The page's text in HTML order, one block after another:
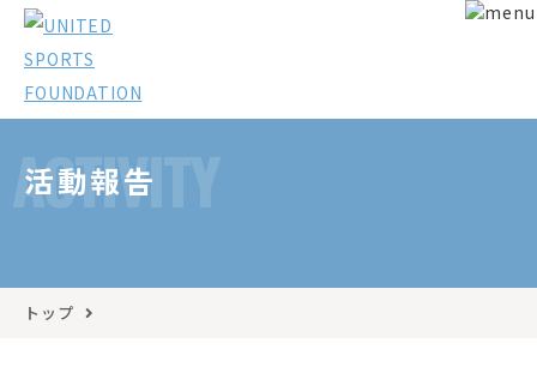
ACTIVITY
活動報告
トップ